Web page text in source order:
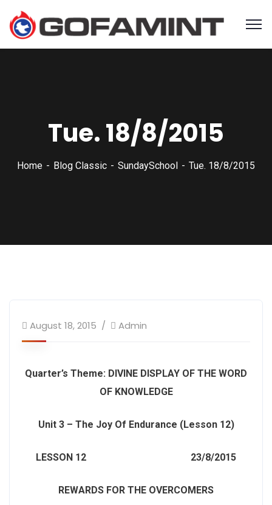
Tue. 18/8/2015
Home Blog Classic SundaySchool Tue. 18/8/2015
August 18, 2015 Admin
Quarter’s Theme: DIVINE DISPLAY OF THE WORD
OF KNOWLEDGE
Unit 3 – The Joy Of Endurance (Lesson 12)
LESSON 12 23/8/2015
REWARDS FOR THE OVERCOMERS